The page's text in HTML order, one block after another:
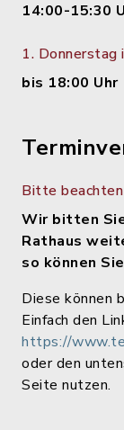
14:00-15:30
1. Donnerstag
bis 18:00 Uhr
Bitte
Wir bitten
Rathaus
so können
Diese können
Einfach den
https://
oder den
Seite nutzen.